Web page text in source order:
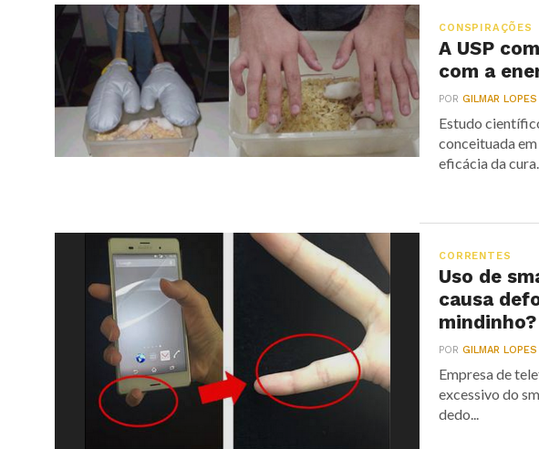
CONSPIRAÇÕES
A USP
com a
PORGILMAR LOPES
Estudo
conceituada
eficácia da
CORRENTES
Uso de
causa
mindinho?
PORGILMAR LOPES
Empresa de
excessivo do
dedo...